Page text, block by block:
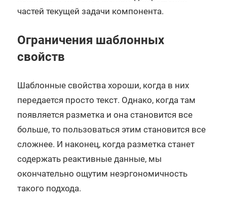
частей текущей задачи компонента.
Ограничения шаблонных
свойств
Шаблонные свойства хороши, когда в них
передается просто текст. Однако, когда там
появляется разметка и она становится все
больше, то пользоваться этим становится все
сложнее. И наконец, когда разметка станет
содержать реактивные данные, мы
окончательно ощутим неэргономичность
такого подхода.